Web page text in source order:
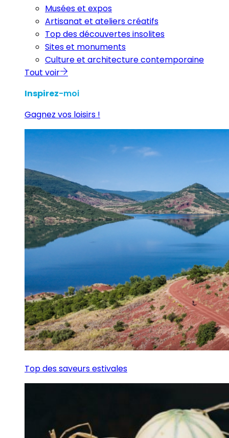
Musées et expos
Artisanat et ateliers créatifs
Top des découvertes insolites
Sites et monuments
Culture et architecture contemporaine
Tout voir
Inspirez-moi
Gagnez vos loisirs !
Top des saveurs estivales